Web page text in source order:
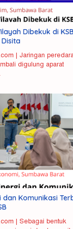
Dibekuk di
| Jaringan
digulung aparat
dan Komunikasi
| Sebagai bentuk
Polisi
Kurir
Barat